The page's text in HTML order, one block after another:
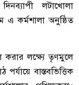
লটাখোলা
এ কর্মশালা অনুষ্ঠিত
করার লক্ষ্যে তৃণমুলে
বাস্তবভিত্তিক